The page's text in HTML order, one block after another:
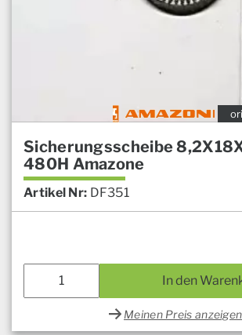
Sicherungsscheibe
480H Amazone
Artikel Nr: DF351
In den
Meinen Preis anzeigen